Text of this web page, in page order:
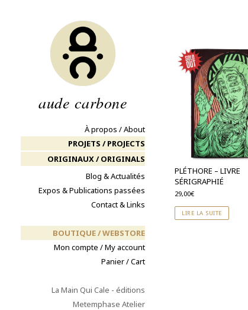
aude carbone
À propos / About
PROJETS / PROJECTS
ORIGINAUX / ORIGINALS
Blog & Actualités
Expos & Publications passées
Contact & Links
BOUTIQUE / WEBSTORE
Mon compte / My account
Panier / Cart
La Main Qui Cale - éditions
Metemphase Atelier
PLÉTHORE – LIVRE
SÉRIGRAPHIÉ
29,00€
LIRE LA SUITE